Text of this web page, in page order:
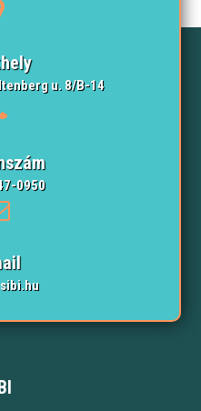
u. 8/B-14
0950